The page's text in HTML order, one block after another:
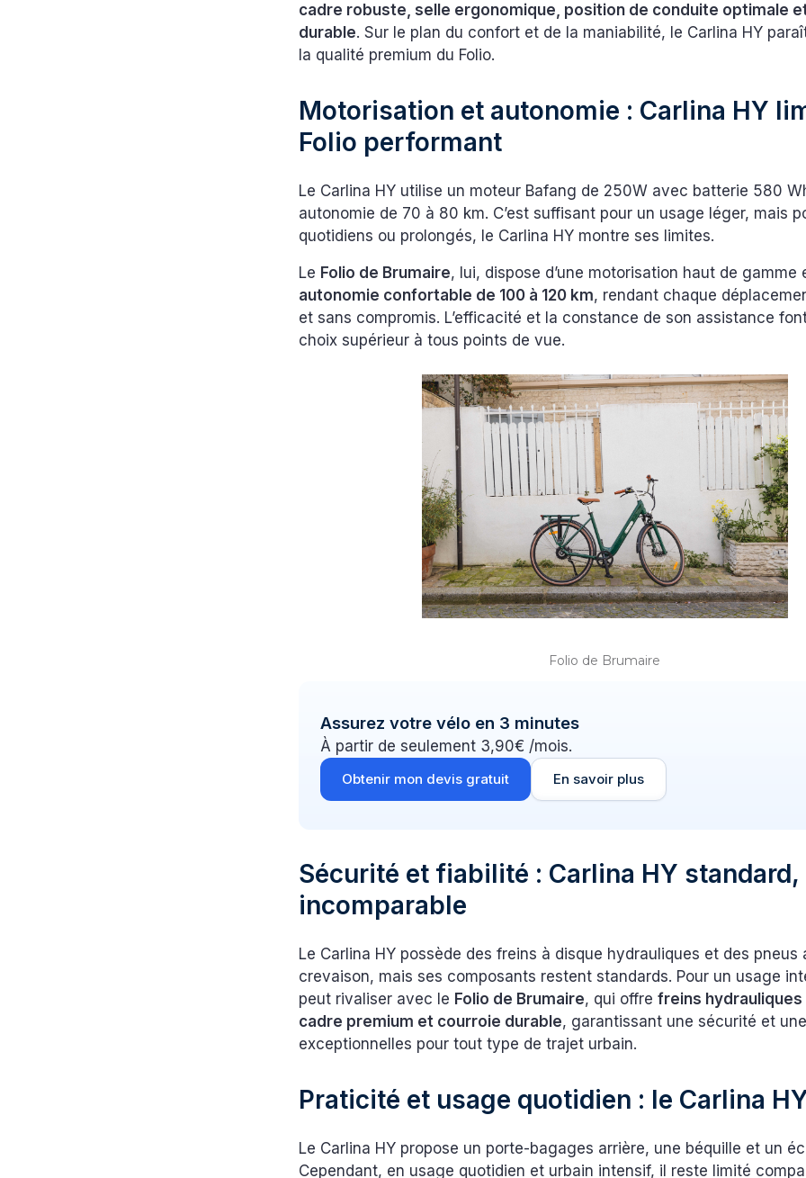
cadre robuste, selle ergonomique, position de conduite optimale
durable. Sur le plan du confort et de la maniabilité, le Carlina HY
la qualité premium du Folio.
Motorisation et autonomie : Carlina HY
Folio performant
Le Carlina HY utilise un moteur Bafang de 250W avec batterie 580
autonomie de 70 à 80 km. C’est suffisant pour un usage léger, mais
quotidiens ou prolongés, le Carlina HY montre ses limites.
Le Folio de Brumaire, lui, dispose d’une motorisation haut de gamme
autonomie confortable de 100 à 120 km, rendant chaque
et sans compromis. L’efficacité et la constance de son assistance
choix supérieur à tous points de vue.
Folio de Brumaire
Assurez votre vélo en 3 minutes
À partir de seulement 3,90€ /mois.
Obtenir mon devis gratuit En savoir plus
Sécurité et fiabilité : Carlina HY standard,
incomparable
Le Carlina HY possède des freins à disque hydrauliques et des pneus
crevaison, mais ses composants restent standards. Pour un usage
peut rivaliser avec le Folio de Brumaire, qui offrefreins
cadre premium et courroie durable, garantissant une sécurité et
exceptionnelles pour tout type de trajet urbain.
Praticité et usage quotidien : le Carlina
Le Carlina HY propose un porte-bagages arrière, une béquille et un
Cependant, en usage quotidien et urbain intensif, il reste limité